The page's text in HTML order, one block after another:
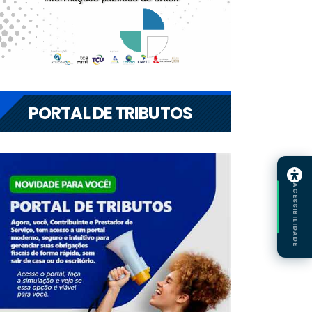
PORTAL DE TRIBUTOS
ACESSIBILIDADE